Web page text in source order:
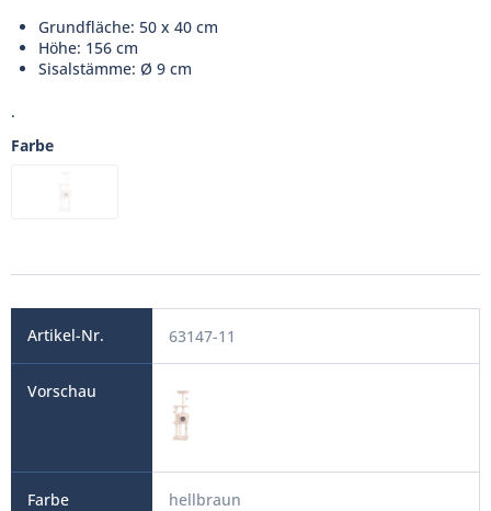
Grundfläche: 50 x 40 cm
Höhe: 156 cm
Sisalstämme: Ø 9 cm
.
Farbe
63147-11
hellbraun